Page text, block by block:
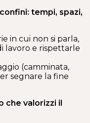
tempi, spazi,
in cui non si parla,
lavoro e rispettarle
(camminata,
segnare la fine
che valorizzi il